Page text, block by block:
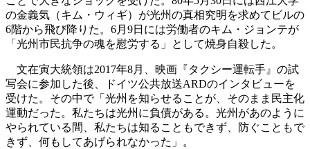
の金義気（キム・ウィギ）が光州の真相究明を求めてビルの
6階から飛び降りた。6月9日には労働者のキム・ジョンテが
「光州市民抗争の魂を慰労する」として焼身自殺した。
文在寅大統領は2017年8月、映画『タクシー運転手』の試
写会に参加した後、ドイツ公共放送ARDのインタビューを
受けた。その中で「光州を知らせることが、そのまま民主化
運動だった。私たちは光州に負債がある。光州があのように
やられている間、私たちは知ることもできず、防ぐこともで
きず、何もしてあげられなかった」。